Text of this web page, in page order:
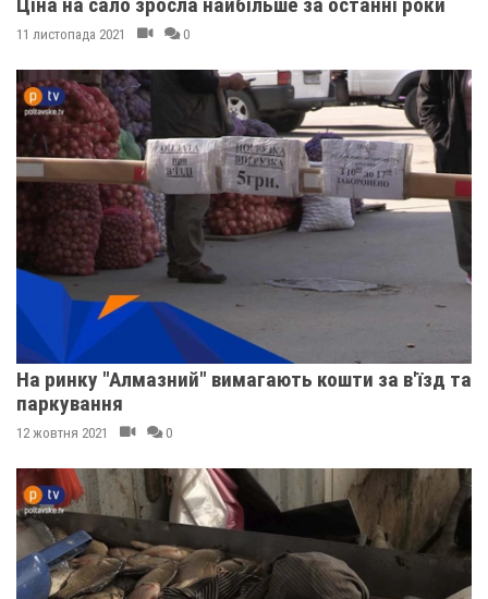
11 листопада 2021 0
На ринку "Алмазний" вимагають кошти за в'їзд та
паркування
12 жовтня 2021 0